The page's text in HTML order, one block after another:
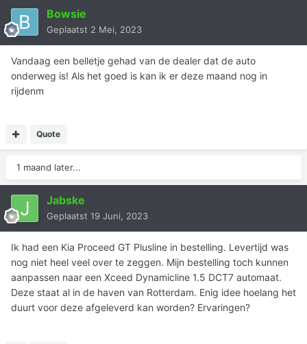
Bowsie
Geplaatst 2 Mei, 2023
Vandaag een belletje gehad van de dealer dat de auto
onderweg is! Als het goed is kan ik er deze maand nog in
rijdenm
Quote
1 maand later...
Jabske
Geplaatst 19 Juni, 2023
Ik had een Kia Proceed GT Plusline in bestelling. Levertijd was
nog niet heel veel over te zeggen. Mijn bestelling toch kunnen
aanpassen naar een Xceed Dynamicline 1.5 DCT7 automaat.
Deze staat al in de haven van Rotterdam. Enig idee hoelang het
duurt voor deze afgeleverd kan worden? Ervaringen?